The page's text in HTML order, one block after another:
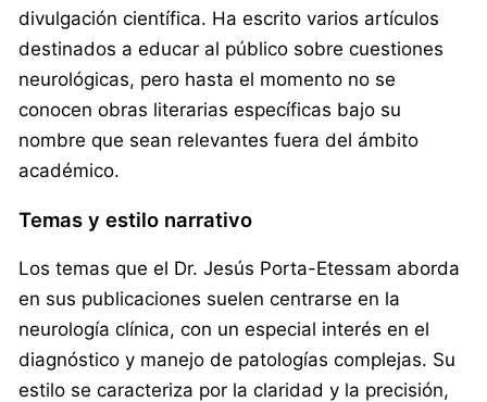
divulgación científica. Ha escrito varios artículos
destinados a educar al público sobre cuestiones
neurológicas, pero hasta el momento no se
conocen obras literarias específicas bajo su
nombre que sean relevantes fuera del ámbito
académico.
Temas y estilo narrativo
Los temas que el Dr. Jesús Porta-Etessam aborda
en sus publicaciones suelen centrarse en la
neurología clínica, con un especial interés en el
diagnóstico y manejo de patologías complejas. Su
estilo se caracteriza por la claridad y la precisión,